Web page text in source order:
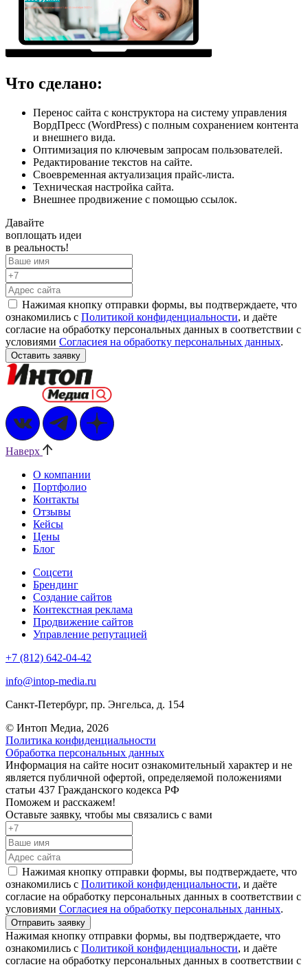
Что сделано:
Перенос сайта с конструктора на систему управления
ВордПресс (WordPress) с полным сохранением контента
и внешнего вида.
Оптимизация по ключевым запросам пользователей.
Редактирование текстов на сайте.
Своевременная актуализация прайс-листа.
Техническая настройка сайта.
Внешнее продвижение с помощью ссылок.
Давайте
воплощать идеи
в реальность!
Нажимая кнопку отправки формы, вы подтверждаете, что
ознакомились с Политикой конфиденциальности, и даёте
согласие на обработку персональных данных в соответствии с
условиями Согласиея на обработку персональных данных.
Наверх
О компании
Портфолио
Контакты
Отзывы
Кейсы
Цены
Блог
Соцсети
Брендинг
Создание сайтов
Контекстная реклама
Продвижение сайтов
Управление репутацией
+7 (812) 642-04-42
info@intop-media.ru
Санкт-Петербург, пр. Энгельса, д. 154
© Интоп Медиа, 2026
Политика конфиденциальности
Обработка персональных данных
Информация на сайте носит ознакомительный характер и не
является публичной офертой, определяемой положениями
статьи 437 Гражданского кодекса РФ
Поможем и расскажем!
Оставьте заявку, чтобы мы связались с вами
Нажимая кнопку отправки формы, вы подтверждаете, что
ознакомились с Политикой конфиденциальности, и даёте
согласие на обработку персональных данных в соответствии с
условиями Согласиея на обработку персональных данных.
Отправить заявку
Нажимая кнопку отправки формы, вы подтверждаете, что
ознакомились с Политикой конфиденциальности, и даёте
согласие на обработку персональных данных в соответствии с